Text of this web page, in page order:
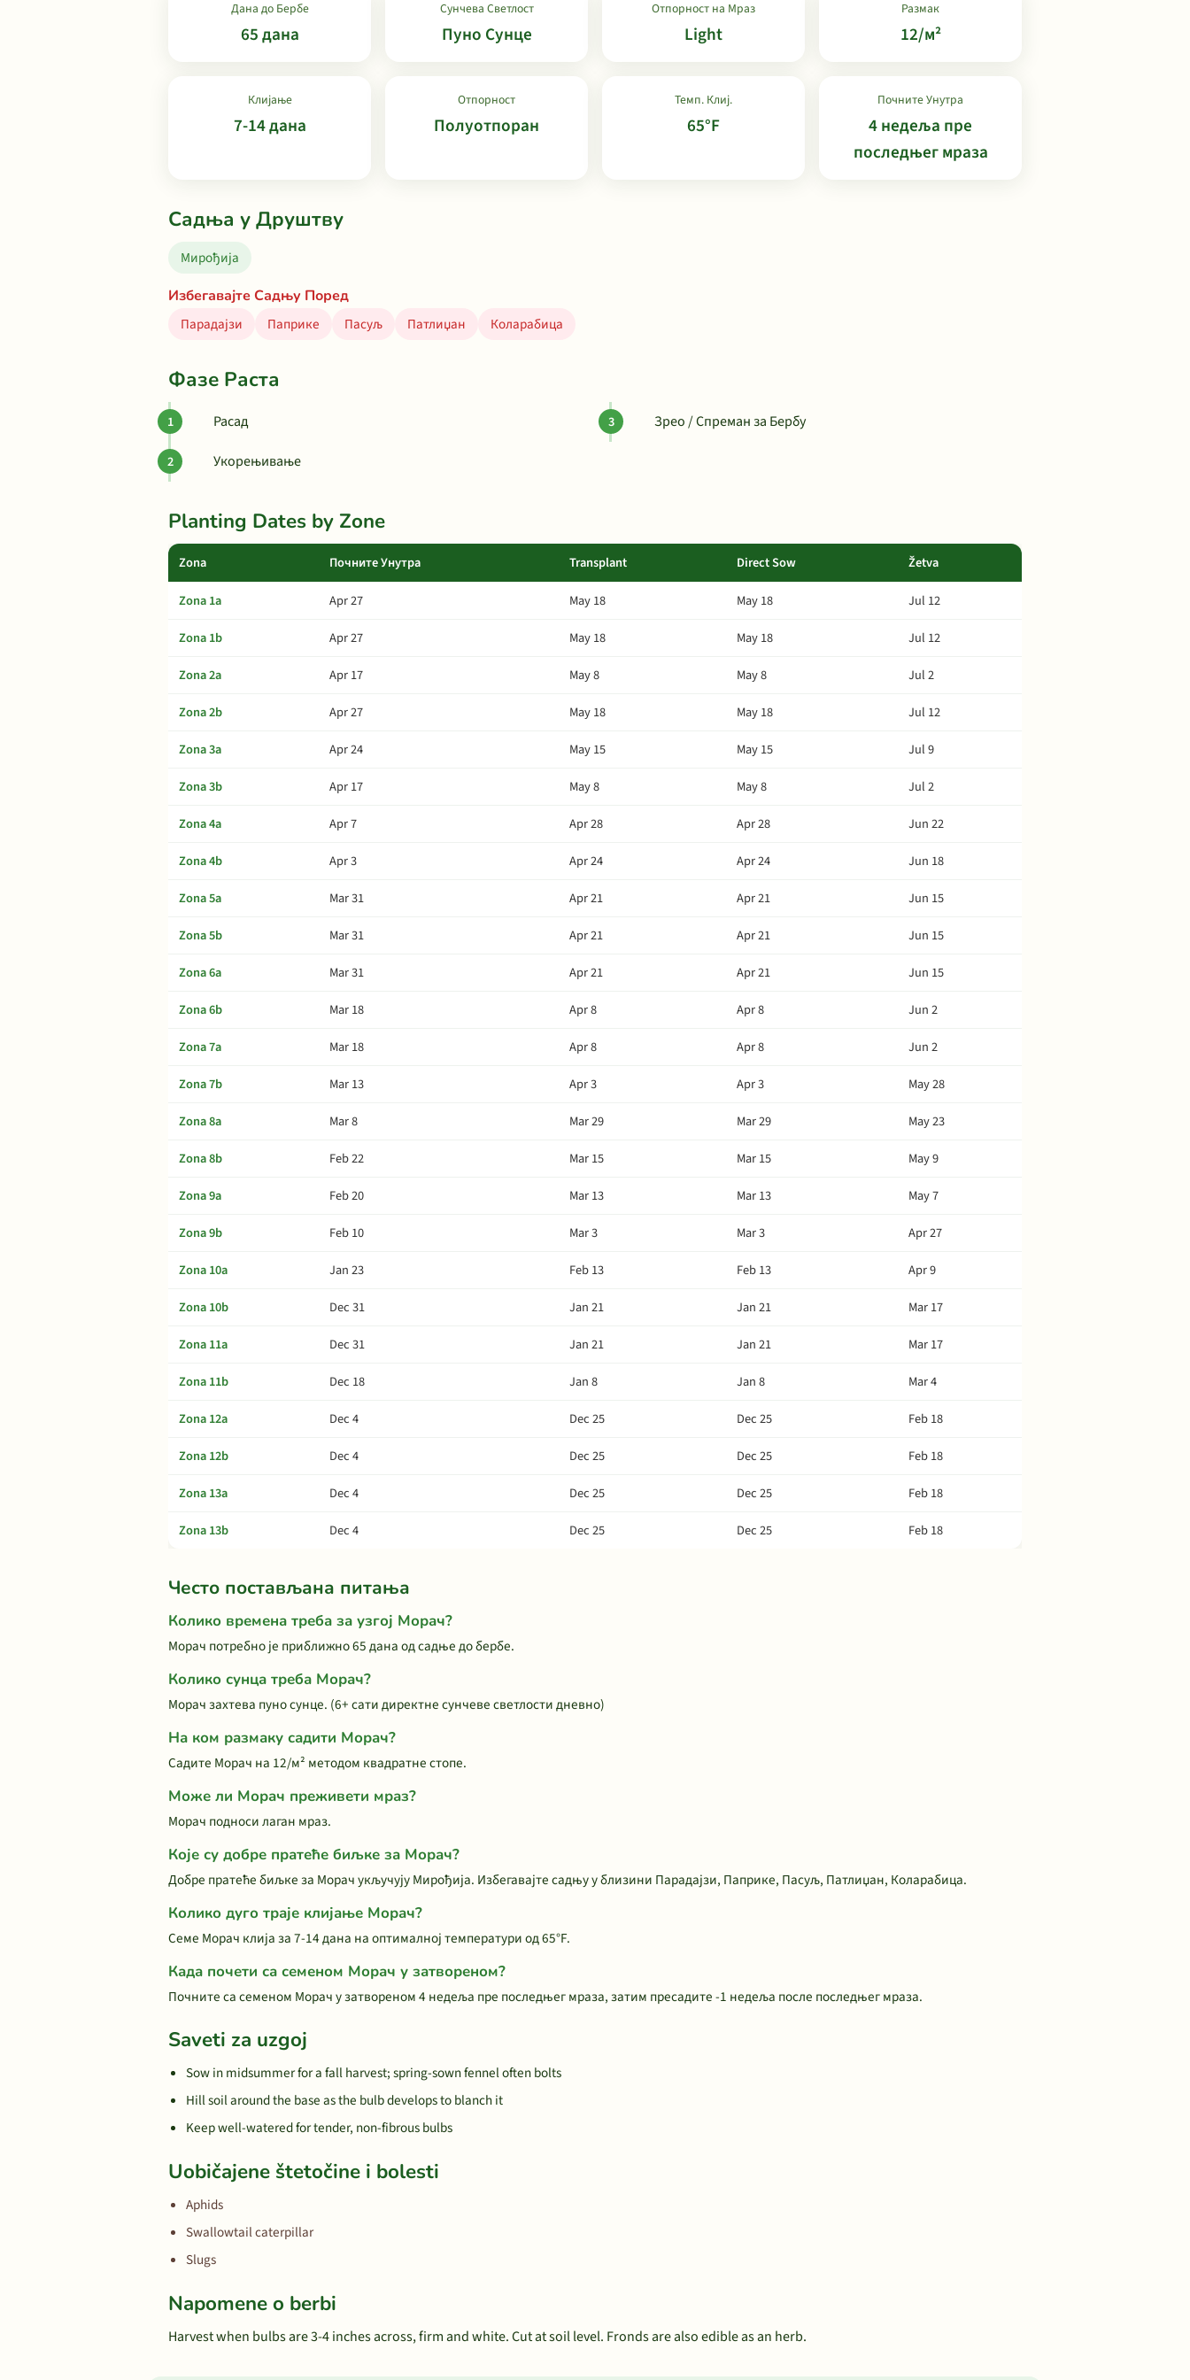
Дана до Бербе
65 дана
Сунчева Светлост
Пуно Сунце
Отпорност на Мраз
Light
Размак
12/м²
Клијање
7-14 дана
Отпорност
Полуотпоран
Темп. Клиј.
65°F
Почните Унутра
4 недеља пре
последњег мраза
Садња у Друштву
Мирођија
Избегавајте Садњу Поред
Парадајзи
Паприке Пасуљ Патлиџан Коларабица
Фазе Раста
Расад
Укорењивање
Зрео / Спреман за Бербу
Planting Dates by Zone
Zona Почните Унутра Transplant Direct Sow Žetva
Zona 1a Apr 27 May 18 May 18
Jul 12
Zona 1b
Apr 27 May 18 May 18
Jul 12
Zona 2a
Apr 17 May 8 May 8
Jul 2
Zona 2b
Apr 27 May 18 May 18
Jul 12
Zona 3a
Apr 24 May 15 May 15
Jul 9
Zona 3b
Apr 17 May 8 May 8
Jul 2
Zona 4a
Apr 7 Apr 28 Apr 28
Jun 22
Zona 4b
Apr 3 Apr 24 Apr 24
Jun 18
Zona 5a
Mar 31 Apr 21 Apr 21
Jun 15
Zona 5b
Mar 31 Apr 21 Apr 21
Jun 15
Zona 6a
Mar 31 Apr 21 Apr 21
Jun 15
Zona 6b
Mar 18 Apr 8 Apr 8
Jun 2
Zona 7a
Mar 18 Apr 8 Apr 8
Jun 2
Zona 7b
Mar 13 Apr 3 Apr 3
May 28
Zona 8a
Mar 8 Mar 29 Mar 29
May 23
Zona 8b
Feb 22 Mar 15 Mar 15
May 9
Zona 9a
Feb 20 Mar 13 Mar 13
May 7
Zona 9b
Feb 10 Mar 3 Mar 3
Apr 27
Zona 10a
Jan 23 Feb 13 Feb 13
Apr 9
Zona 10b
Dec 31 Jan 21 Jan 21
Mar 17
Zona 11a
Dec 31 Jan 21 Jan 21
Mar 17
Zona 11b
Dec 18 Jan 8 Jan 8
Mar 4
Zona 12a
Dec 4 Dec 25 Dec 25
Feb 18
Zona 12b
Dec 4 Dec 25 Dec 25
Feb 18
Zona 13a
Dec 4 Dec 25 Dec 25
Feb 18
Zona 13b
Dec 4 Dec 25 Dec 25 Feb 18
Често постављана питања
Колико времена треба за узгој Морач?
Морач потребно је приближно 65 дана од садње до бербе.
Колико сунца треба Морач?
Морач захтева пуно сунце. (6+ сати директне сунчеве светлости дневно)
На ком размаку садити Морач?
Садите Морач на 12/м² методом квадратне стопе.
Може ли Морач преживети мраз?
Морач подноси лаган мраз.
Које су добре пратеће биљке за Морач?
Добре пратеће биљке за Морач укључују Мирођија. Избегавајте садњу у близини Парадајзи, Паприке, Пасуљ, Патлиџан, Коларабица.
Колико дуго траје клијање Морач?
Семе Морач клија за 7-14 дана на оптималној температури од 65°F.
Када почети са семеном Морач у затвореном?
Почните са семеном Морач у затвореном 4 недеља пре последњег мраза, затим пресадите -1 недеља после последњег мраза.
Saveti za uzgoj
Sow in midsummer for a fall harvest; spring-sown fennel often bolts
Hill soil around the base as the bulb develops to blanch it
Keep well-watered for tender, non-fibrous bulbs
Uobičajene štetočine i bolesti
Aphids
Swallowtail caterpillar
Slugs
Napomene o berbi
Harvest when bulbs are 3-4 inches across, firm and white. Cut at soil level. Fronds are also edible as an herb.